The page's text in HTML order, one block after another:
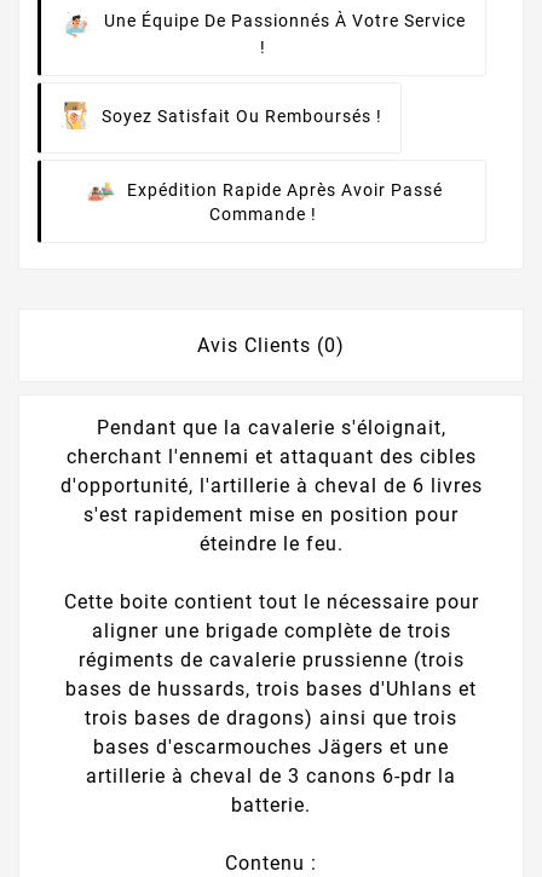
Une Équipe De Passionnés À Votre Service
!
Soyez Satisfait Ou Remboursés !
Expédition Rapide Après Avoir Passé
Commande !
Avis Clients (0)
Pendant que la cavalerie s'éloignait,
cherchant l'ennemi et attaquant des cibles
d'opportunité, l'artillerie à cheval de 6 livres
s'est rapidement mise en position pour
éteindre le feu.
Cette boite contient tout le nécessaire pour
aligner une brigade complète de trois
régiments de cavalerie prussienne (trois
bases de hussards, trois bases d'Uhlans et
trois bases de dragons) ainsi que trois
bases d'escarmouches Jägers et une
artillerie à cheval de 3 canons 6-pdr la
batterie.
Contenu :